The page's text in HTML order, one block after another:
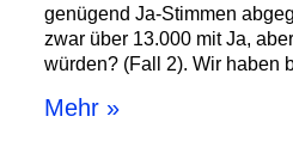
genügend Ja-Stimmen
zwar über 13.000 mit Ja,
würden? (Fall 2). Wir haben
Mehr »